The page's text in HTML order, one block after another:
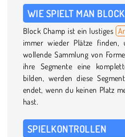
WIE SPIELT MAN
Block Champ ist ein lustiges
immer wieder Plätze
wollende Sammlung von
ihre Segmente eine
bilden, werden diese
endet, wenn du keinen Platz
hast.
SPIELKONTROLLEN